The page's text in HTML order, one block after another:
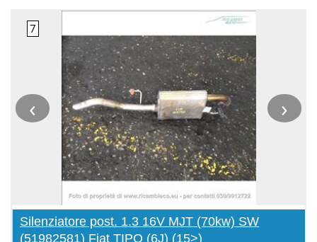
‹ ›
Silenziatore post. 1.3 16V MJT (70kw) SW
(51982581) Fiat TIPO (6J) (15>)